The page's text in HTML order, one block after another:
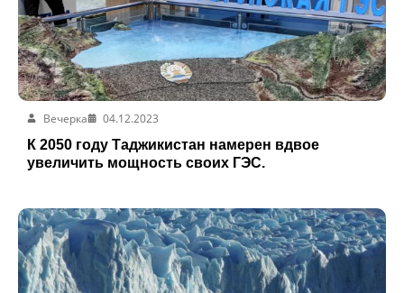
Вечерка
04.12.2023
К 2050 году Таджикистан намерен вдвое
увеличить мощность своих ГЭС.